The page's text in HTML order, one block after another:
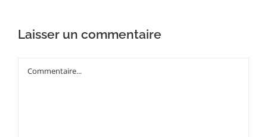
Laisser un commentaire
Commentaire